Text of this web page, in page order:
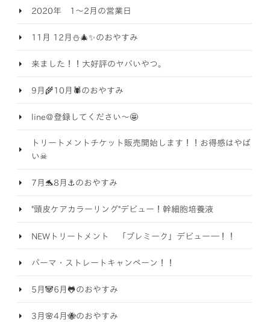
2020年 1～2月の営業日
11月 12月⛄🎄✨のおやすみ
来ました！！大好評のヤバいやつ。
9月🌾10月🕷️のおやすみ
line@登録してください～🤩
トリートメントチケット販売開始します！！お得感はやば
い☠
7月🐬8月⚓のおやすみ
"頭皮ケアカラーリング"デビュー！幹細胞培養液
NEWトリートメント 「プレミーク」デビュー―！！
パーマ・ストレートキャンペーン！！
5月🐼6月🐸のおやすみ
3月🌸4月🐝のおやすみ